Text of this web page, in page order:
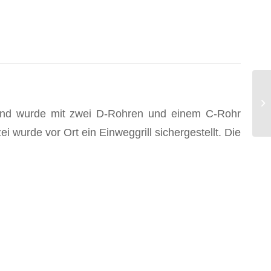
wurde mit zwei D-Rohren und einem C-Rohr
wurde vor Ort ein Einweggrill sichergestellt. Die